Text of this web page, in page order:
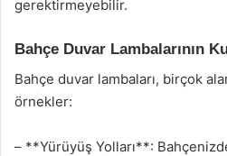
gerektirmeyebilir.
Bahçe Duvar Lambalarının
Bahçe duvar lambaları, birçok
örnekler:
– **Yürüyüş Yolları**: